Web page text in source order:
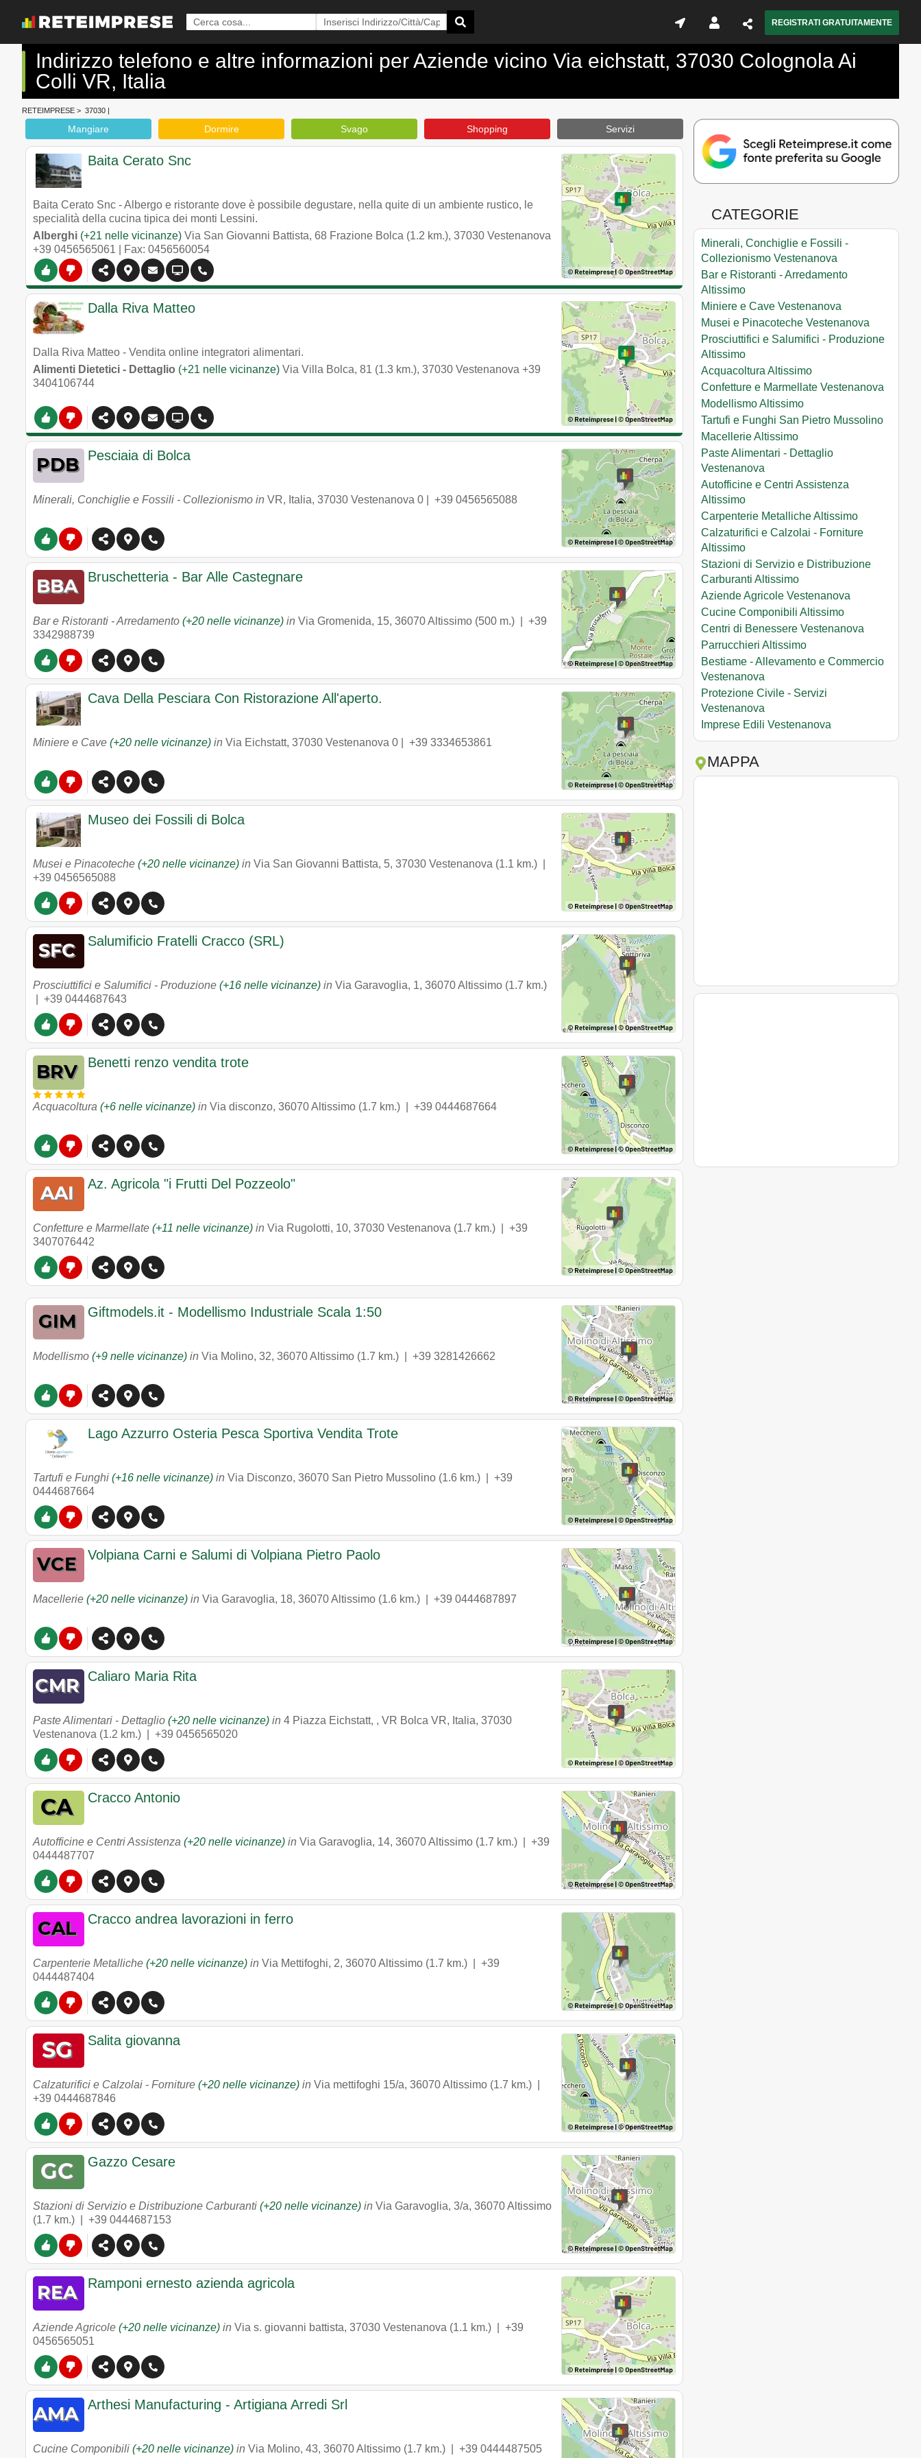
REGISTRATI GRATUITAMENTE
Indirizzo telefono e altre informazioni per Aziende vicino Via eichstatt, 37030 Colognola Ai
Colli VR, Italia
RETEIMPRESE > 37030 |
Mangiare Dormire Svago Shopping Servizi
Baita Cerato Snc
Baita Cerato Snc - Albergo e ristorante dove è possibile degustare, nella quite di un ambiente rustico, le
specialità della cucina tipica dei monti Lessini.
Alberghi (+21 nelle vicinanze) Via San Giovanni Battista, 68 Frazione Bolca (1.2 km.), 37030 Vestenanova
+39 0456565061 | Fax: 0456560054
Dalla Riva Matteo
Dalla Riva Matteo - Vendita online integratori alimentari.
Alimenti Dietetici - Dettaglio (+21 nelle vicinanze) Via Villa Bolca, 81 (1.3 km.), 37030 Vestenanova +39
3404106744
Pesciaia di Bolca
Minerali, Conchiglie e Fossili - Collezionismo in VR, Italia, 37030 Vestenanova 0 | +39 0456565088
Bruschetteria - Bar Alle Castegnare
Bar e Ristoranti - Arredamento (+20 nelle vicinanze) in Via Gromenida, 15, 36070Altissimo (500 m.) | +39
3342988739
Cava Della Pesciara Con Ristorazione All'aperto.
Miniere e Cave (+20 nelle vicinanze) in Via Eichstatt, 37030 Vestenanova 0 | +39 3334653861
Museo dei Fossili di Bolca
Musei e Pinacoteche (+20 nelle vicinanze) in Via San Giovanni Battista, 5, 37030 Vestenanova (1.1 km.) |
+39 0456565088
Salumificio Fratelli Cracco (SRL)
Prosciuttifici e Salumifici - Produzione (+16 nelle vicinanze) in Via Garavoglia, 1, 36070Altissimo (1.7 km.)
+39 0444687643
Benetti renzo vendita trote
Acquacoltura (+6 nelle vicinanze) in Via disconzo, 36070Altissimo (1.7 km.) | +39 0444687664
Az. Agricola "i Frutti Del Pozzeolo"
Confetture e Marmellate (+11 nelle vicinanze) in Via Rugolotti, 10, 37030 Vestenanova (1.7 km.) | +39
3407076442
Giftmodels.it - Modellismo Industriale Scala 1:50
Modellismo (+9 nelle vicinanze) in Via Molino, 32, 36070Altissimo (1.7 km.) | +39 3281426662
Lago Azzurro Osteria Pesca Sportiva Vendita Trote
Tartufi e Funghi (+16 nelle vicinanze) in Via Disconzo, 36070 San Pietro Mussolino (1.6 km.) | +39
0444687664
Volpiana Carni e Salumi di Volpiana Pietro Paolo
Macellerie (+20 nelle vicinanze) in Via Garavoglia, 18, 36070Altissimo (1.6 km.) | +39 0444687897
Caliaro Maria Rita
Paste Alimentari - Dettaglio (+20 nelle vicinanze) in 4 Piazza Eichstatt, , VR Bolca VR, Italia, 37030
Vestenanova (1.2 km.) | +39 0456565020
Cracco Antonio
Autofficine e Centri Assistenza (+20 nelle vicinanze) in Via Garavoglia, 14, 36070Altissimo (1.7 km.) | +39
0444487707
Cracco andrea lavorazioni in ferro
Carpenterie Metalliche (+20 nelle vicinanze) in Via Mettifoghi, 2, 36070Altissimo (1.7 km.) | +39
0444487404
Salita giovanna
Calzaturifici e Calzolai - Forniture (+20 nelle vicinanze) in Via mettifoghi 15/a, 36070Altissimo (1.7 km.) |
+39 0444687846
Gazzo Cesare
Stazioni di Servizio e Distribuzione Carburanti (+20 nelle vicinanze) in Via Garavoglia, 3/a, 36070Altissimo
(1.7 km.) | +39 0444687153
Ramponi ernesto azienda agricola
Aziende Agricole (+20 nelle vicinanze) in Via s. giovanni battista, 37030 Vestenanova (1.1 km.) | +39
0456565051
Arthesi Manufacturing - Artigiana Arredi Srl
Cucine Componibili (+20 nelle vicinanze) in Via Molino, 43, 36070Altissimo (1.7 km.) | +39 0444487505
CATEGORIE
Minerali, Conchiglie e Fossili -
Collezionismo Vestenanova
Bar e Ristoranti - Arredamento
Altissimo
Miniere e Cave Vestenanova
Musei e Pinacoteche Vestenanova
Prosciuttifici e Salumifici - Produzione
Altissimo
Acquacoltura Altissimo
Confetture e Marmellate Vestenanova
Modellismo Altissimo
Tartufi e Funghi San Pietro Mussolino
Macellerie Altissimo
Paste Alimentari - Dettaglio
Vestenanova
Autofficine e Centri Assistenza
Altissimo
Carpenterie Metalliche Altissimo
Calzaturifici e Calzolai - Forniture
Altissimo
Stazioni di Servizio e Distribuzione
Carburanti Altissimo
Aziende Agricole Vestenanova
Cucine Componibili Altissimo
Centri di Benessere Vestenanova
Parrucchieri Altissimo
Bestiame - Allevamento e Commercio
Vestenanova
Protezione Civile - Servizi
Vestenanova
Imprese Edili Vestenanova
MAPPA